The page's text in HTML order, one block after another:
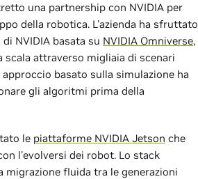
una partnership con NVIDIA per
della robotica. L'azienda ha sfruttato
NVIDIA basata su NVIDIA Omniverse,
attraverso migliaia di scenari
approccio basato sulla simulazione ha
gli algoritmi prima della
le piattaforme NVIDIA Jetson che
l'evolversi dei robot. Lo stack
migrazione fluida tra le generazioni